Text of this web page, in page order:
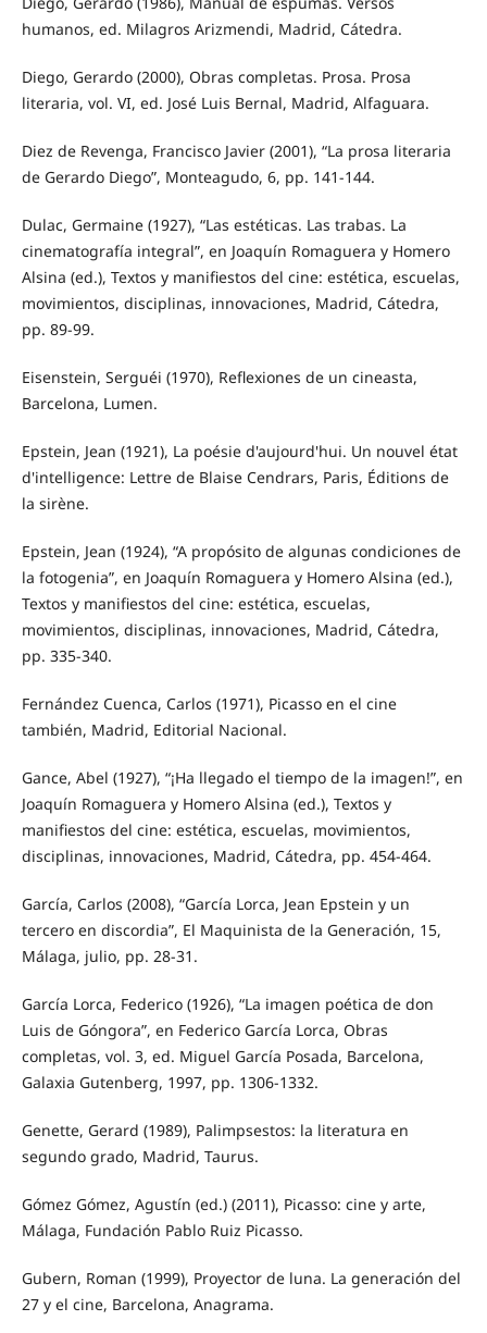
humanos, ed. Milagros Arizmendi, Madrid, Cátedra.
Diego, Gerardo (2000), Obras completas. Prosa. Prosa
literaria, vol. VI, ed. José Luis Bernal, Madrid, Alfaguara.
Diez de Revenga, Francisco Javier (2001), “La prosa literaria
de Gerardo Diego”, Monteagudo, 6, pp. 141-144.
Dulac, Germaine (1927), “Las estéticas. Las trabas. La
cinematografía integral”, en Joaquín Romaguera y Homero
Alsina (ed.), Textos y manifiestos del cine: estética, escuelas,
movimientos, disciplinas, innovaciones, Madrid, Cátedra,
pp. 89-99.
Eisenstein, Serguéi (1970), Reflexiones de un cineasta,
Barcelona, Lumen.
Epstein, Jean (1921), La poésie d'aujourd'hui. Un nouvel état
d'intelligence: Lettre de Blaise Cendrars, Paris, Éditions de
la sirène.
Epstein, Jean (1924), “A propósito de algunas condiciones de
la fotogenia”, en Joaquín Romaguera y Homero Alsina (ed.),
Textos y manifiestos del cine: estética, escuelas,
movimientos, disciplinas, innovaciones, Madrid, Cátedra,
pp. 335-340.
Fernández Cuenca, Carlos (1971), Picasso en el cine
también, Madrid, Editorial Nacional.
Gance, Abel (1927), “¡Ha llegado el tiempo de la imagen!”, en
Joaquín Romaguera y Homero Alsina (ed.), Textos y
manifiestos del cine: estética, escuelas, movimientos,
disciplinas, innovaciones, Madrid, Cátedra, pp. 454-464.
García, Carlos (2008), “García Lorca, Jean Epstein y un
tercero en discordia”, El Maquinista de la Generación, 15,
Málaga, julio, pp. 28-31.
García Lorca, Federico (1926), “La imagen poética de don
Luis de Góngora”, en Federico García Lorca, Obras
completas, vol. 3, ed. Miguel García Posada, Barcelona,
Galaxia Gutenberg, 1997, pp. 1306-1332.
Genette, Gerard (1989), Palimpsestos: la literatura en
segundo grado, Madrid, Taurus.
Gómez Gómez, Agustín (ed.) (2011), Picasso: cine y arte,
Málaga, Fundación Pablo Ruiz Picasso.
Gubern, Roman (1999), Proyector de luna. La generación del
27 y el cine, Barcelona, Anagrama.